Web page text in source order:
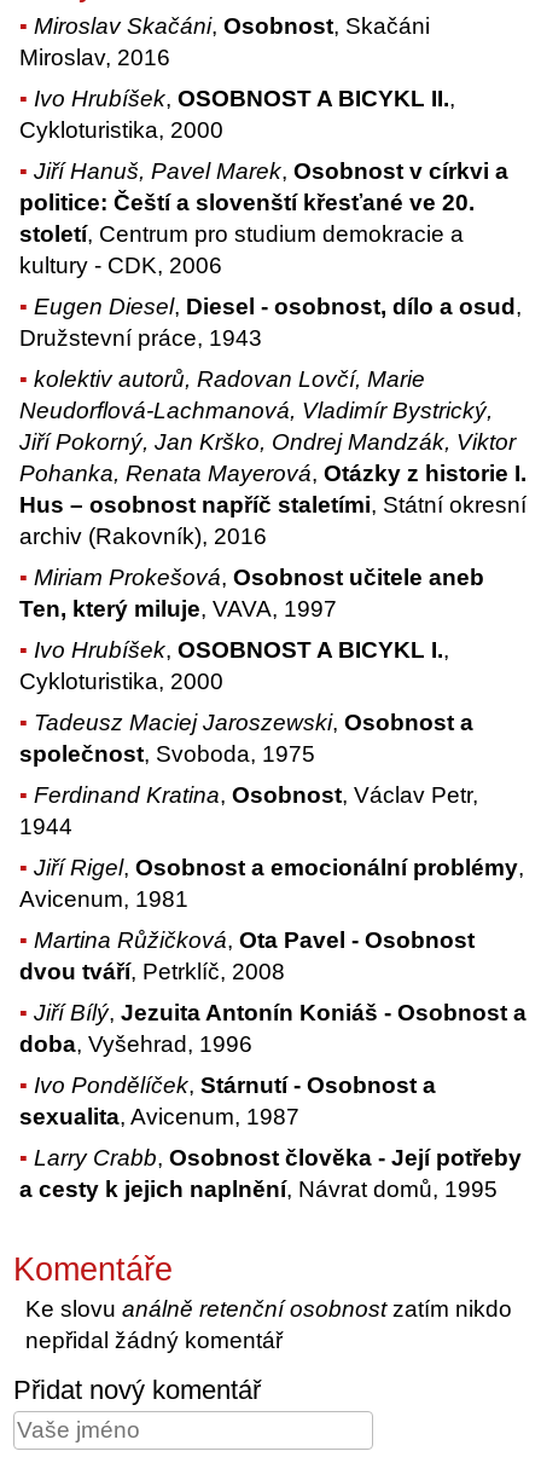
Miroslav Skačáni,Osobnost, Skačáni
Miroslav, 2016
Ivo Hrubíšek,OSOBNOST A BICYKL II.,
Cykloturistika, 2000
Jiří Hanuš, Pavel Marek,Osobnost v církvi a
politice: Čeští a slovenští křesťané ve 20.
století, Centrum pro studium demokracie a
kultury - CDK, 2006
Eugen Diesel, Diesel - osobnost, dílo a osud ,
Družstevní práce, 1943
kolektiv autorů, Radovan Lovčí, Marie
Neudorflová-Lachmanová, Vladimír Bystrický,
Jiří Pokorný, Jan Krško, Ondrej Mandzák, Viktor
Pohanka, Renata Mayerová,Otázky z historie I.
Hus – osobnost napříč staletími, Státní okresní
archiv (Rakovník), 2016
Miriam Prokešová,Osobnost učitele aneb
Ten, který miluje, VAVA, 1997
Ivo Hrubíšek,OSOBNOST A BICYKL I.,
Cykloturistika, 2000
Tadeusz Maciej Jaroszewski,Osobnost a
společnost, Svoboda, 1975
Ferdinand Kratina,Osobnost, Václav Petr,
1944
Jiří Rigel,Osobnost a emocionální problémy,
Avicenum, 1981
Martina Růžičková,Ota Pavel - Osobnost
dvou tváří, Petrklíč, 2008
Jiří Bílý,Jezuita Antonín Koniáš - Osobnost a
doba, Vyšehrad, 1996
Ivo Pondělíček,Stárnutí - Osobnost a
sexualita, Avicenum, 1987
Larry Crabb,Osobnost člověka - Její potřeby
a cesty k jejich naplnění, Návrat domů, 1995
Komentáře
Ke slovuanálně retenční osobnostzatím nikdo
nepřidal žádný komentář
Přidat nový komentář